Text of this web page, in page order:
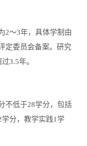
2～3年，具体学制由
定委员会备案。研究
3.5年。
不低于28学分，包括
分，教学实践1学